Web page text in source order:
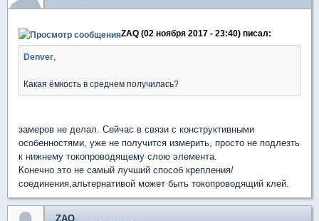
ZAQ (02 ноября 2017 - 23:40) писал:
Denver
Какая ёмкость в среднем получилась?
замеров не делал. Сейчас в связи с конструктивными
особенностями, уже не получится измерить, просто не подлезть
к нижнему токопроводящему слою элемента.
Конечно это не самый лучший способ крепления/
соединения,альтернативой может быть токопроводящий клей.
ZAQ